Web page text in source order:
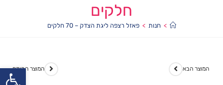
חלקים
> חנות > פאזל רצפה ליגת הצדק – 70 חלקים
המוצר הקודם המוצר הבא